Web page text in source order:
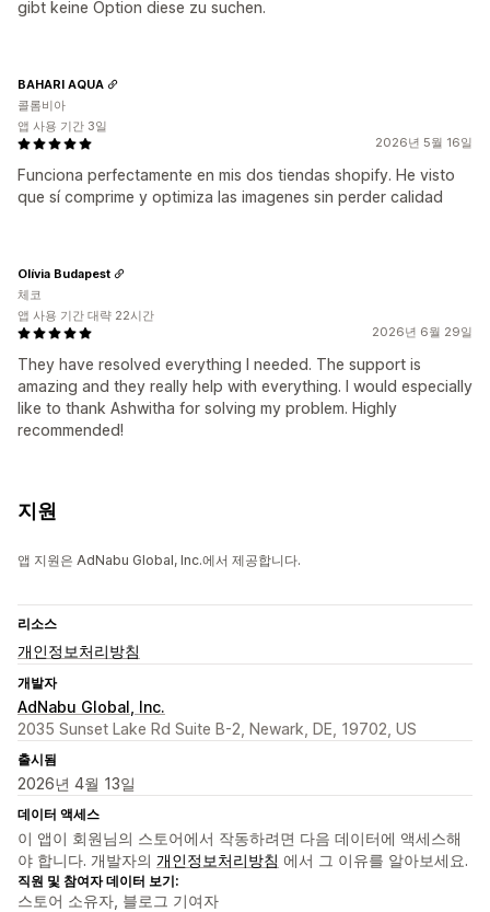
gibt keine Option diese zu suchen.
2026년 5월 16일
Funciona perfectamente en mis dos tiendas shopify. He visto
que sí comprime y optimiza las imagenes sin perder calidad
BAHARI AQUA
콜롬비아
앱 사용 기간 3일
2026년 6월 29일
They have resolved everything I needed. The support is
amazing and they really help with everything. I would especially
like to thank Ashwitha for solving my problem. Highly
recommended!
Olívia Budapest
체코
앱 사용 기간 대략 22시간
지원
앱 지원은 AdNabu Global, Inc.에서 제공합니다.
리소스
개인정보처리방침
개발자
AdNabu Global, Inc.
2035 Sunset Lake Rd Suite B-2, Newark, DE, 19702, US
출시됨
2026년 4월 13일
데이터 액세스
이 앱이 회원님의 스토어에서 작동하려면 다음 데이터에 액세스해
야 합니다. 개발자의 개인정보처리방침 에서 그 이유를 알아보세요.
직원 및 참여자 데이터 보기:
스토어 소유자, 블로그 기여자